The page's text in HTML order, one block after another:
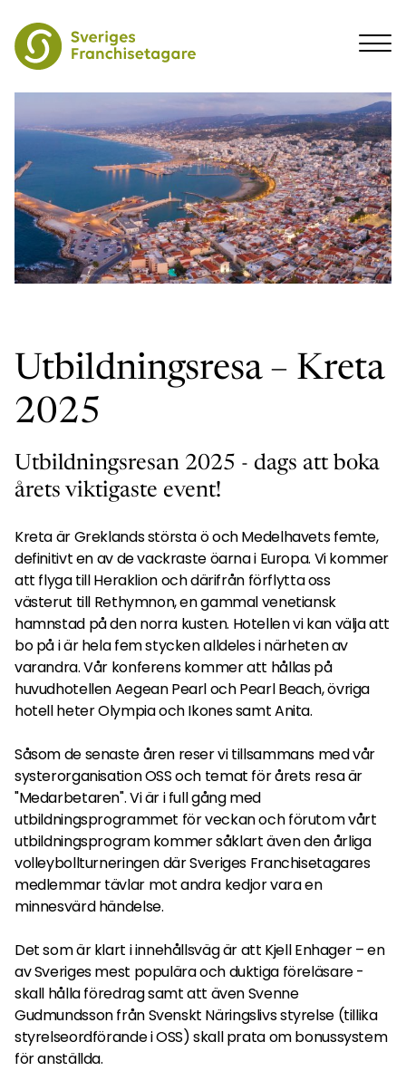
Utbildningsresa – Kreta
2025
Utbildningsresan 2025 - dags att boka
årets viktigaste event!
Kreta är Greklands största ö och Medelhavets femte,
definitivt en av de vackraste öarna i Europa. Vi kommer
att flyga till Heraklion och därifrån förflytta oss
västerut till Rethymnon, en gammal venetiansk
hamnstad på den norra kusten. Hotellen vi kan välja att
bo på i är hela fem stycken alldeles i närheten av
varandra. Vår konferens kommer att hållas på
huvudhotellen Aegean Pearl och Pearl Beach, övriga
hotell heter Olympia och Ikones samt Anita.
Såsom de senaste åren reser vi tillsammans med vår
systerorganisation OSS och temat för årets resa är
"Medarbetaren". Vi är i full gång med
utbildningsprogrammet för veckan och förutom vårt
utbildningsprogram kommer såklart även den årliga
volleybollturneringen där Sveriges Franchisetagares
medlemmar tävlar mot andra kedjor vara en
minnesvärd händelse.
Det som är klart i innehållsväg är att Kjell Enhager – en
av Sveriges mest populära och duktiga föreläsare -
skall hålla föredrag samt att även Svenne
Gudmundsson från Svenskt Näringslivs styrelse (tillika
styrelseordförande i OSS) skall prata om bonussystem
för anställda.